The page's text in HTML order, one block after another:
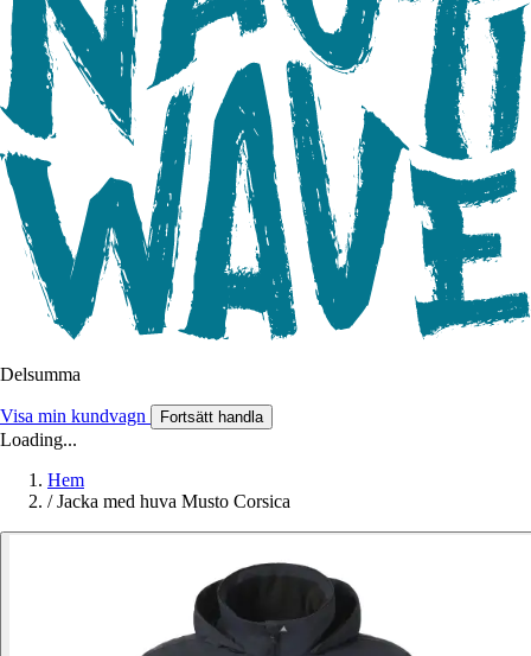
Delsumma
Visa min kundvagn Fortsätt handla
Loading...
Hem
/ Jacka med huva Musto Corsica